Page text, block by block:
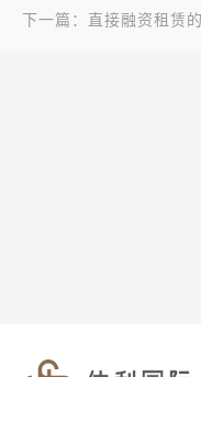
下一篇：直接融资租赁